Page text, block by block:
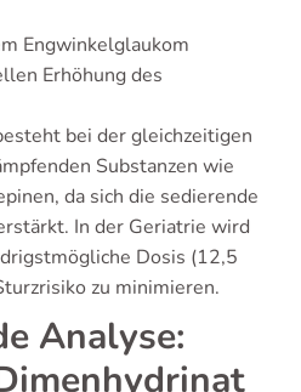
Engwinkelglaukom
Erhöhung des
bei der gleichzeitigen
Substanzen wie
da sich die sedierende
In der Geriatrie wird
Dosis (12,5
zu minimieren.
Analyse: